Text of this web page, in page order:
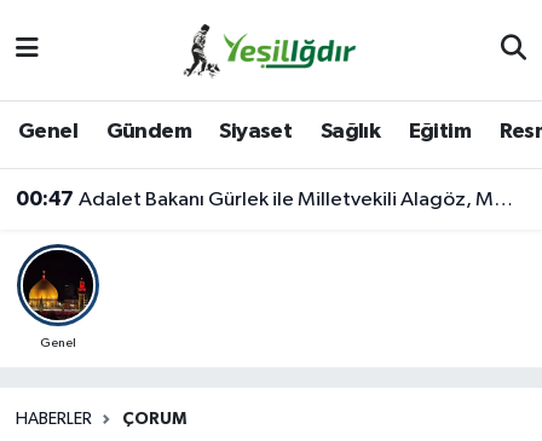
Genel Gündem Siyaset Sağlık Eğitim
00:47 Adalet Bakanı Gürlek ile Milletvekili Alagöz, MHP İl Başkanlığını Ziyaret Etti
Genel
HABERLER ÇORUM
Iğdır Trafik Yoğunluk Haritası
Süper Lig Puan Durumu ve Fikstür